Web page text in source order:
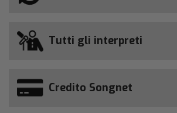
Tutti gli interpreti
Credito Songnet